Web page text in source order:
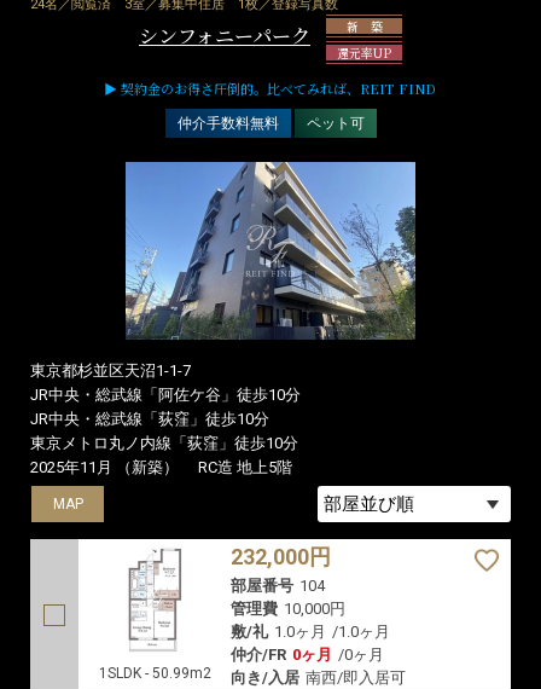
24名／閲覧済 3室／募集中住居 1枚／登録写真数
シンフォニーパーク
新 築
還元率UP
▶ 契約金のお得さ圧倒的。比べてみれば、REIT FIND
仲介手数料無料 ペット可
東京都杉並区天沼1-1-7
JR中央・総武線「阿佐ケ谷」徒歩10分
JR中央・総武線「荻窪」徒歩10分
東京メトロ丸ノ内線「荻窪」徒歩10分
2025年11月 （新築）
RC造 地上5階
MAP
1SLDK - 50.99m2
232,000円
部屋番号 104
管理費 10,000円
敷/礼 1.0ヶ月 /1.0ヶ月
仲介/FR 0ヶ月 /0ヶ月
向き/入居 南西/即入居可
MAP
MAP